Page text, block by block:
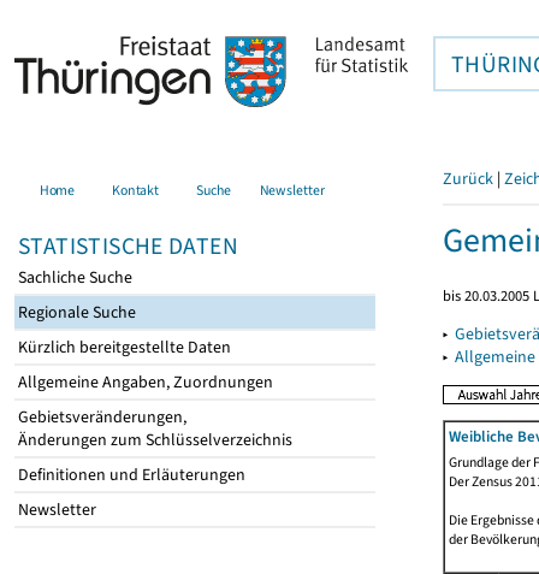
Home Kontakt Suche Newsletter
STATISTISCHE DATEN
Sachliche Suche
Regionale Suche
Kürzlich bereitgestellte Daten
Allgemeine Angaben, Zuordnungen
Gebietsveränderungen,
Änderungen zum Schlüsselverzeichnis
Definitionen und Erläuterungen
Newsletter
Zurück |
bis
▸
▸
Weibliche
Grundlage der
Der Zensus
Die
der